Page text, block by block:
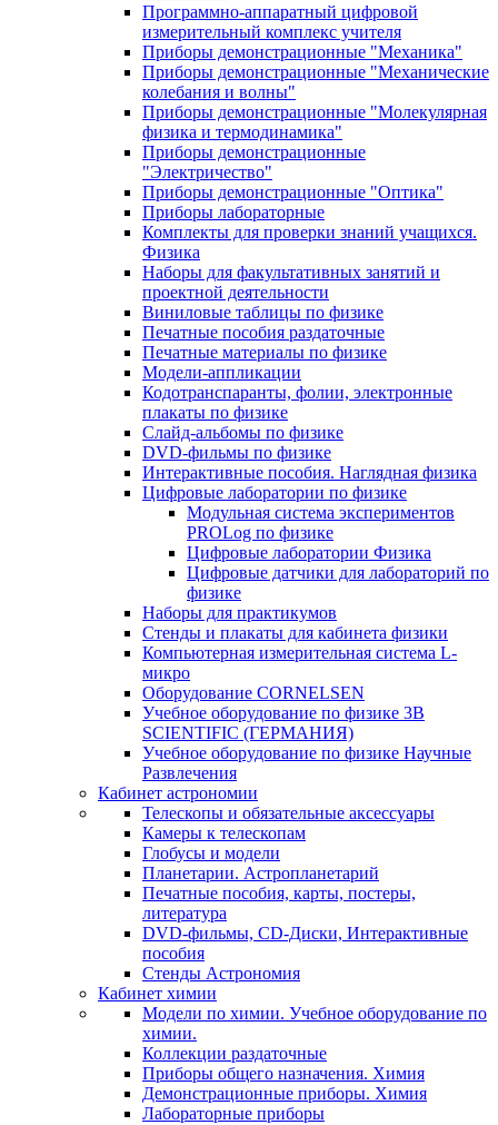
Программно-аппаратный цифровой
измерительный комплекс учителя
Приборы демонстрационные "Механика"
Приборы демонстрационные "Механические
колебания и волны"
Приборы демонстрационные "Молекулярная
физика и термодинамика"
Приборы демонстрационные
"Электричество"
Приборы демонстрационные "Оптика"
Приборы лабораторные
Комплекты для проверки знаний учащихся.
Физика
Наборы для факультативных занятий и
проектной деятельности
Виниловые таблицы по физике
Печатные пособия раздаточные
Печатные материалы по физике
Модели-аппликации
Кодотранспаранты, фолии, электронные
плакаты по физике
Слайд-альбомы по физике
DVD-фильмы по физике
Интерактивные пособия. Наглядная физика
Цифровые лаборатории по физике
Модульная система экспериментов
PROLog по физике
Цифровые лаборатории Физика
Цифровые датчики для лабораторий по
физике
Наборы для практикумов
Стенды и плакаты для кабинета физики
Компьютерная измерительная система L-
микро
Оборудование CORNELSEN
Учебное оборудование по физике 3B
SCIENTIFIC (ГЕРМАНИЯ)
Учебное оборудование по физике Научные
Развлечения
Кабинет астрономии
Телескопы и обязательные аксессуары
Камеры к телескопам
Глобусы и модели
Планетарии. Астропланетарий
Печатные пособия, карты, постеры,
литература
DVD-фильмы, CD-Диски, Интерактивные
пособия
Стенды Астрономия
Кабинет химии
Модели по химии. Учебное оборудование по
химии.
Коллекции раздаточные
Приборы общего назначения. Химия
Демонстрационные приборы. Химия
Лабораторные приборы